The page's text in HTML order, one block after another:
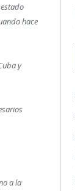
hace
y
a la